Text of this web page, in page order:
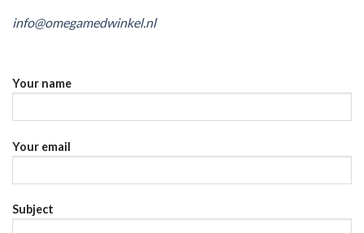
info@omegamedwinkel.nl
Your name
Your email
Subject